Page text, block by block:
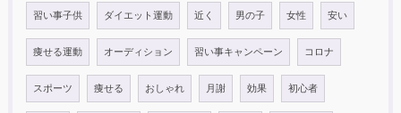
習い事子供 ダイエット運動 近く 男の子 女性 安い
痩せる運動 オーディション 習い事キャンペーン コロナ
スポーツ 痩せる おしゃれ 月謝 効果 初心者